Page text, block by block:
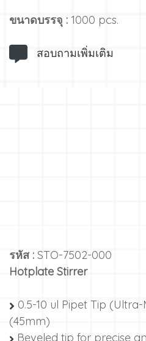
ขนาดบรรจุ : 1000 pcs.
สอบถามเพิ่มเติม
รหัส : STO-7502-000
Hotplate Stirrer
0.5-10 ul Pipet Tip
(45mm)
Beveled tip for precise